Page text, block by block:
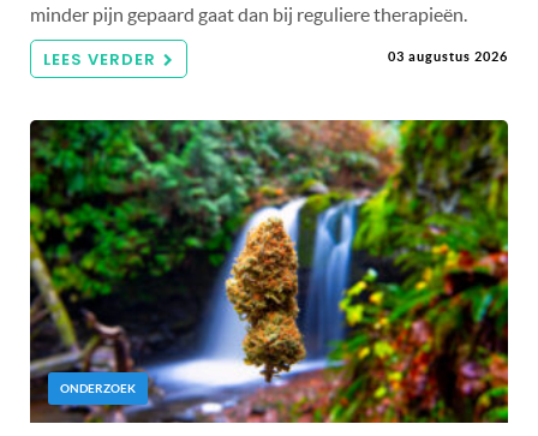
minder pijn gepaard gaat dan bij reguliere therapieën.
LEES VERDER 03 augustus 2026
ONDERZOEK